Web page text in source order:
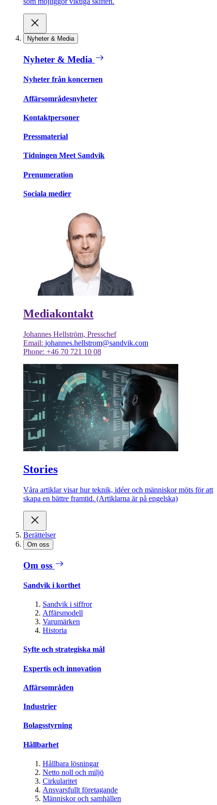
Nyheter & Media
Nyheter & Media
Nyheter från koncernen
Affärsområdesnyheter
Kontaktpersoner
Pressmaterial
Tidningen Meet Sandvik
Prenumeration
Sociala medier
Mediakontakt
Johannes Hellström, Presschef
Email: johannes.hellstrom@sandvik.com
Phone: +46 70 721 10 08
Stories
Våra artiklar visar hur teknik, idéer och människor möts för att
skapa en bättre framtid. (Artiklarna är på engelska)
Berättelser
Om oss
Om oss
Sandvik i korthet
Sandvik i siffror
Affärsmodell
Varumärken
Historia
Syfte och strategiska mål
Expertis och innovation
Affärsområden
Industrier
Bolagsstyrning
Hållbarhet
Hållbara lösningar
Netto noll och miljö
Cirkularitet
Ansvarsfullt företagande
Människor och samhällen